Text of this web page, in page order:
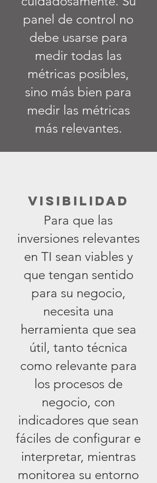
panel de control no
debe usarse para
medir todas las
métricas posibles,
sino más bien para
medir las métricas
más relevantes.
VISIBILIDAD
Para que las
inversiones relevantes
en TI sean viables y
que tengan sentido
para su negocio,
necesita una
herramienta que sea
útil, tanto técnica
como relevante para
los procesos de
negocio, con
indicadores que sean
fáciles de configurar e
interpretar, mientras
monitorea su entorno